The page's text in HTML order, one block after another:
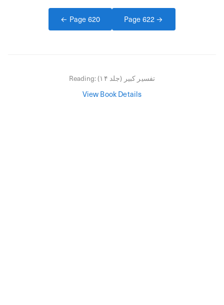
← Page620 Page622→
Reading: تفسیر کبیر (جلد ۱۴)
View Book Details